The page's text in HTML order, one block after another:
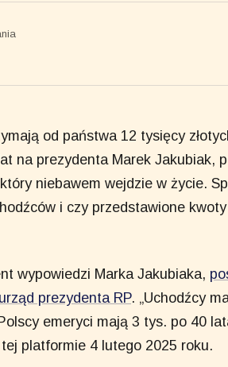
od państwa 12 tysięcy
na prezydenta Marek Jakubiak,
niebawem wejdzie w życie.
i czy przedstawione
wypowiedzi Marka Jakubiaka,
prezydenta RP. „Uchodźcy
emeryci mają 3 tys. po 40
platformie 4 lutego 2025 roku.